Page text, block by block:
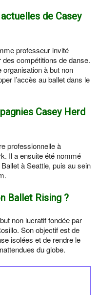
de Casey
professeur invité
compétitions de danse.
organisation à but non
l’accès au ballet dans le
Casey Herd
professionnelle à
Il a ensuite été nommé
à Seattle, puis au sein
Ballet Rising ?
non lucratif fondée par
Son objectif est de
isolées et de rendre le
du globe.